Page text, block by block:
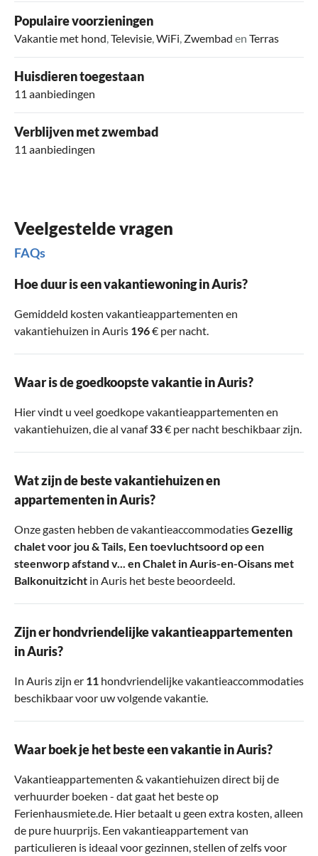
Populaire voorzieningen
Vakantie met hond Televisie WiFi Zwembad en Terras
Huisdieren toegestaan
11 aanbiedingen
Verblijven met zwembad
11 aanbiedingen
Veelgestelde vragen
FAQs
Hoe duur is een vakantiewoning in Auris?
Gemiddeld kosten vakantieappartementen en
vakantiehuizen in Auris 196€ per nacht.
Waar is de goedkoopste vakantie in Auris?
Hier vindt u veel goedkope vakantieappartementen en
vakantiehuizen, die al vanaf33€ per nacht beschikbaar zijn.
Wat zijn de beste vakantiehuizen en
appartementen in Auris?
Onze gasten hebben de vakantieaccommodatiesGezellig
chalet voor jou & Tails Een toevluchtsoord op een
steenworp afstand v...
enChalet in Auris-en-Oisans met
Balkonuitzicht in Auris het beste beoordeeld.
Zijn er hondvriendelijke vakantieappartementen
in Auris?
In Auris zijn er 11 hondvriendelijke vakantieaccommodaties
beschikbaar voor uw volgende vakantie.
Waar boek je het beste een vakantie in Auris?
Vakantieappartementen & vakantiehuizen direct bij de
verhuurder boeken - dat gaat het beste op
Ferienhausmiete.de. Hier betaalt u geen extra kosten, alleen
de pure huurprijs. Een vakantieappartement van
particulieren is ideaal voor gezinnen, stellen of zelfs voor